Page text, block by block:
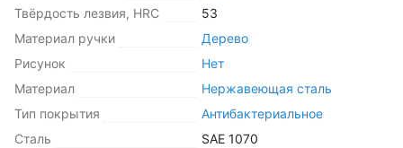
Твёрдость лезвия, HRC
53
Материал ручки
Дерево
Рисунок
Нет
Материал
Нержавеющая сталь
Тип покрытия
Антибактериальное
Сталь
SAE 1070